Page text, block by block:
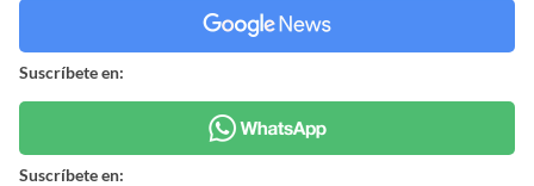
Suscríbete en:
Suscríbete en: